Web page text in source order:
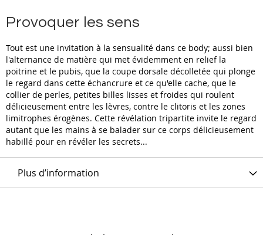
Provoquer les sens
Tout est une invitation à la sensualité dans ce body; aussi bien
l'alternance de matière qui met évidemment en relief la
poitrine et le pubis, que la coupe dorsale décolletée qui plonge
le regard dans cette échancrure et ce qu'elle cache, que le
collier de perles, petites billes lisses et froides qui roulent
délicieusement entre les lèvres, contre le clitoris et les zones
limitrophes érogènes. Cette révélation tripartite invite le regard
autant que les mains à se balader sur ce corps délicieusement
habillé pour en révéler les secrets...
Plus d’information